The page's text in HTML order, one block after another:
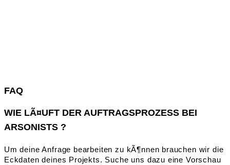
FAQ
WIE LÃ¤UFT DER AUFTRAGSPROZESS BEI
ARSONISTS ?
Um deine Anfrage bearbeiten zu kÃ¶nnen brauchen wir die
Eckdaten deines Projekts. Suche uns dazu eine Vorschau